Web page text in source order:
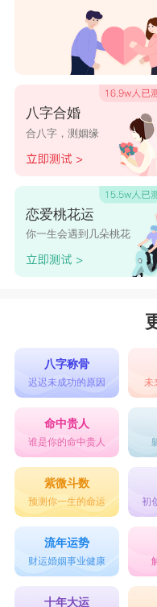
八字合婚
合八字，测姻缘
恋爱桃花运
你一生会遇到几朵桃花
八字称骨
迟迟未成功的原因 未
命中贵人
谁是你的命中贵人
紫微斗数
预测你一生的命运 初
流年运势
财运婚姻事业健康
十年大运